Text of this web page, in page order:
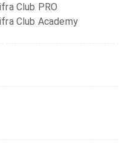
Club PRO
Club Academy